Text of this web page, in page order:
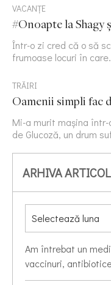
VACANȚE
#Onoapte la Shagy
Într-o zi cred că o să
frumoase locuri în
TRĂIRI
Oamenii simpli fac
Mi-a murit mașina
de Glucoză, un drum
ARHIVA
Am întrebat un
vaccinuri,